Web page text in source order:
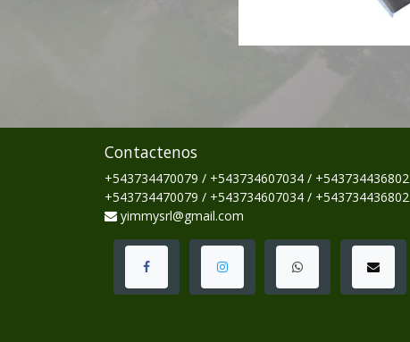
Contactenos
+543734470079 / +543734607034 / +543734436802
+543734470079 / +543734607034 / +543734436802
yimmysrl@gmail.com